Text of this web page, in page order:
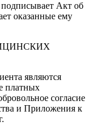
Акт об
оказанные ему
являются
платных
согласие
и Приложения к